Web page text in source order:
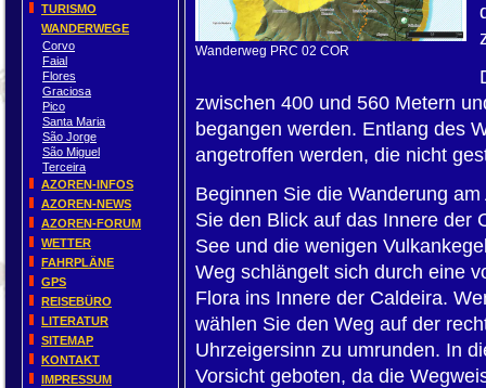
Wanderweg PRC 02 COR
zwischen 400 und 560 Metern
begangen werden. Entlang des
angetroffen werden, die nicht
Beginnen Sie die Wanderung
Sie den Blick auf das Innere der
See und die wenigen
Weg schlängelt sich durch eine
Flora ins Innere der Caldeira.
wählen Sie den Weg auf der
Uhrzeigersinn zu umrunden. In
Vorsicht geboten, da die
TURISMO
WANDERWEGE
Corvo
Faial
Flores
Graciosa
Pico
Santa Maria
São Jorge
São Miguel
Terceira
AZOREN-INFOS
AZOREN-NEWS
AZOREN-FORUM
WETTER
FAHRPLÄNE
GPS
REISEBÜRO
LITERATUR
SITEMAP
KONTAKT
IMPRESSUM